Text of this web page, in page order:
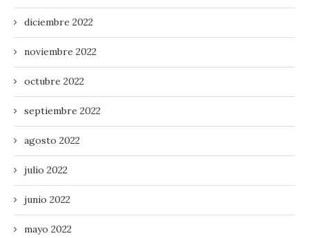
diciembre 2022
noviembre 2022
octubre 2022
septiembre 2022
agosto 2022
julio 2022
junio 2022
mayo 2022